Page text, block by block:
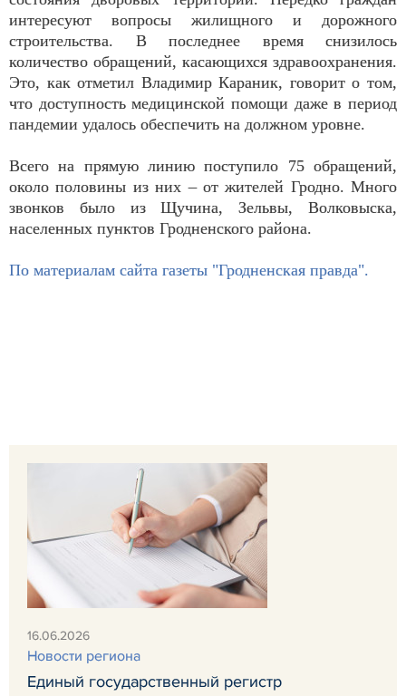
интересуют вопросы жилищного и дорожного
строительства. В последнее время снизилось
количество обращений, касающихся здравоохранения.
Это, как отметил Владимир Караник, говорит о том,
что доступность медицинской помощи даже в период
пандемии удалось обеспечить на должном уровне.
Всего на прямую линию поступило 75 обращений,
около половины из них – от жителей Гродно. Много
звонков было из Щучина, Зельвы, Волковыска,
населенных пунктов Гродненского района.
По материалам сайта газеты "Гродненская правда".
16.06.2026
Новости региона
Единый государственный регистр